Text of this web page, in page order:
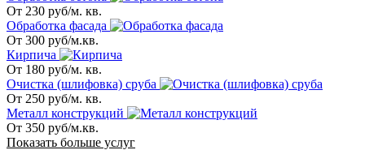
От 230 руб/м. кв.
Обработка фасада
От 300 руб/м.кв.
Кирпича
От 180 руб/м. кв.
Очистка (шлифовка) сруба
От 250 руб/м. кв.
Металл конструкций
От 350 руб/м.кв.
Показать больше услуг